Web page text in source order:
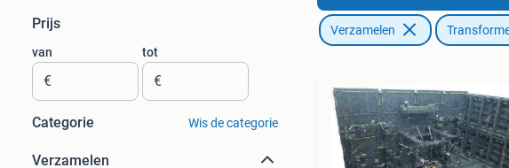
Prijs
van
€
tot
€
Categorie Wis de categorie
Verzamelen
Verzamelen